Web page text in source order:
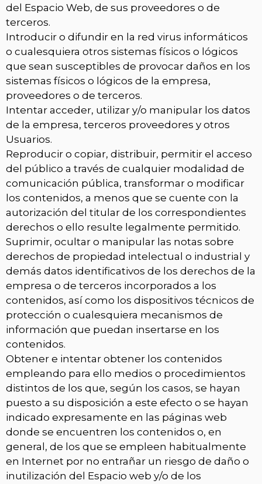
del Espacio Web, de sus proveedores o de
terceros.
Introducir o difundir en la red virus informáticos
o cualesquiera otros sistemas físicos o lógicos
que sean susceptibles de provocar daños en los
sistemas físicos o lógicos de la empresa,
proveedores o de terceros.
Intentar acceder, utilizar y/o manipular los datos
de la empresa, terceros proveedores y otros
Usuarios.
Reproducir o copiar, distribuir, permitir el acceso
del público a través de cualquier modalidad de
comunicación pública, transformar o modificar
los contenidos, a menos que se cuente con la
autorización del titular de los correspondientes
derechos o ello resulte legalmente permitido.
Suprimir, ocultar o manipular las notas sobre
derechos de propiedad intelectual o industrial y
demás datos identificativos de los derechos de la
empresa o de terceros incorporados a los
contenidos, así como los dispositivos técnicos de
protección o cualesquiera mecanismos de
información que puedan insertarse en los
contenidos.
Obtener e intentar obtener los contenidos
empleando para ello medios o procedimientos
distintos de los que, según los casos, se hayan
puesto a su disposición a este efecto o se hayan
indicado expresamente en las páginas web
donde se encuentren los contenidos o, en
general, de los que se empleen habitualmente
en Internet por no entrañar un riesgo de daño o
inutilización del Espacio web y/o de los